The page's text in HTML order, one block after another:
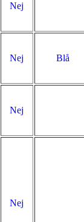
Nej
Nej Blå
Nej
Nej